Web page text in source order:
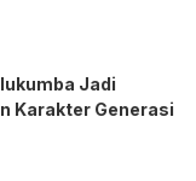
Jadi
Karakter Generasi